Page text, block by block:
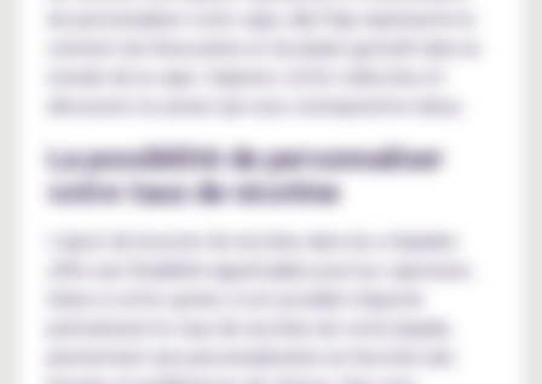
sommet de l'innovation et du plaisir gustatif dans le
monde de la vape. Explorez cette collection et
La possibilité de personnaliser
votre taux de nicotine
L'ajout de booster de nicotine dans les e-liquides
offre une flexibilité appréciable pour les vapoteurs.
Grâce à cette option, il est possible d'ajuster
précisément le taux de nicotine de votre liquide,